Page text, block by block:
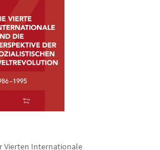
Vierten Internationale